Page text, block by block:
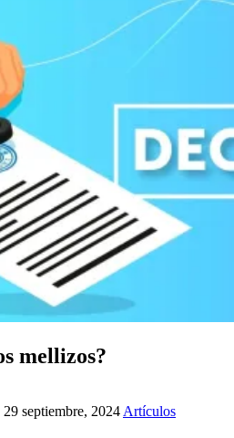
mellizos?
29 septiembre, 2024 Artículos